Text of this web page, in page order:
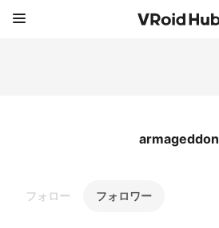
armageddon
フォロー フォロワー